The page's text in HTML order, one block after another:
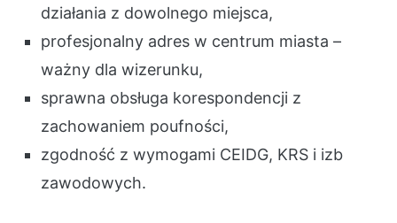
działania z dowolnego miejsca,
profesjonalny adres w centrum miasta –
ważny dla wizerunku,
sprawna obsługa korespondencji z
zachowaniem poufności,
zgodność z wymogami CEIDG, KRS i izb
zawodowych.